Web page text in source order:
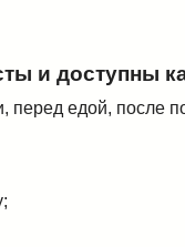
и доступны
перед едой, после